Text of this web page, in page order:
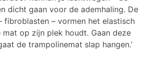
dicht gaan voor de ademhaling. De
fibroblasten – vormen het elastisch
op zijn plek houdt. Gaan deze
de trampolinemat slap hangen.’